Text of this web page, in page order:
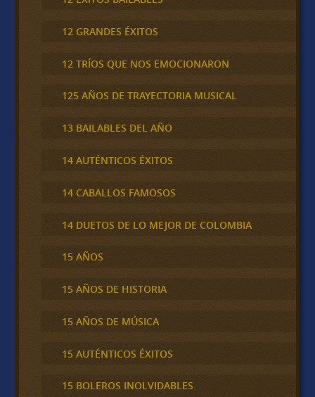
12 GRANDES ÉXITOS
12 TRÍOS QUE NOS EMOCIONARON
125 AÑOS DE TRAYECTORIA MUSICAL
13 BAILABLES DEL AÑO
14 AUTÉNTICOS ÉXITOS
14 CABALLOS FAMOSOS
14 DUETOS DE LO MEJOR DE COLOMBIA
15 AÑOS
15 AÑOS DE HISTORIA
15 AÑOS DE MÚSICA
15 AUTÉNTICOS ÉXITOS
15 BOLEROS INOLVIDABLES